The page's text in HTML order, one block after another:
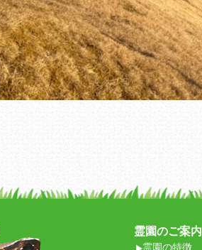
霊園のご案内
霊園の特徴